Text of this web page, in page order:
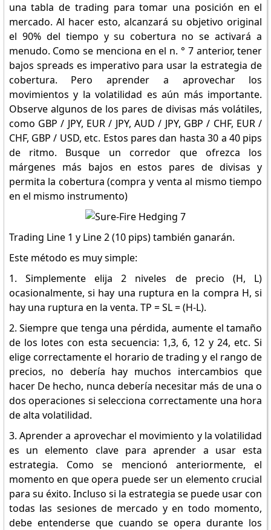
una tabla de trading para tomar una posición en el
mercado. Al hacer esto, alcanzará su objetivo original
el 90% del tiempo y su cobertura no se activará a
menudo. Como se menciona en el n. ° 7 anterior, tener
bajos spreads es imperativo para usar la estrategia de
cobertura. Pero aprender a aprovechar los
movimientos y la volatilidad es aún más importante.
Observe algunos de los pares de divisas más volátiles,
como GBP / JPY, EUR / JPY, AUD / JPY, GBP / CHF, EUR /
CHF, GBP / USD, etc. Estos pares dan hasta 30 a 40 pips
de ritmo. Busque un corredor que ofrezca los
márgenes más bajos en estos pares de divisas y
permita la cobertura (compra y venta al mismo tiempo
en el mismo instrumento)
Trading Line 1 y Line 2 (10 pips) también ganarán.
Este método es muy simple:
1. Simplemente elija 2 niveles de precio (H, L)
ocasionalmente, si hay una ruptura en la compra H, si
hay una ruptura en la venta. TP = SL = (H-L).
2. Siempre que tenga una pérdida, aumente el tamaño
de los lotes con esta secuencia: 1,3, 6, 12 y 24, etc. Si
elige correctamente el horario de trading y el rango de
precios, no debería hay muchos intercambios que
hacer De hecho, nunca debería necesitar más de una o
dos operaciones si selecciona correctamente una hora
de alta volatilidad.
3. Aprender a aprovechar el movimiento y la volatilidad
es un elemento clave para aprender a usar esta
estrategia. Como se mencionó anteriormente, el
momento en que opera puede ser un elemento crucial
para su éxito. Incluso si la estrategia se puede usar con
todas las sesiones de mercado y en todo momento,
debe entenderse que cuando se opera durante los